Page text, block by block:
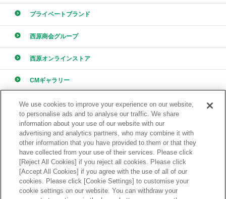
プライベートブランド
西原商会グループ
西原オンラインストア
CMギャラリー
採用情報
ONLINE STORE
西原オンラインストア
We use cookies to improve your experience on our website,
to personalise ads and to analyse our traffic. We share
information about your use of our website with our
advertising and analytics partners, who may combine it with
other information that you have provided to them or that they
have collected from your use of their services. Please click
[Reject All Cookies] if you reject all cookies. Please click
[Accept All Cookies] if you agree with the use of all of our
cookies. Please click [Cookie Settings] to customise your
cookie settings on our website. You can withdraw your